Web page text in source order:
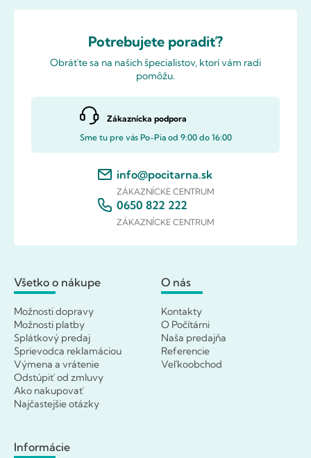
Potrebujete poradiť?
Obráťte sa na našich špecialistov, ktorí vám radi
pomôžu.
Zákaznícka podpora
Sme tu pre vás Po-Pia od 9:00 do 16:00
info@pocitarna.sk
ZÁKAZNÍCKE CENTRUM
0650 822 222
ZÁKAZNÍCKE CENTRUM
Všetko o nákupe
Možnosti dopravy
Možnosti platby
Splátkový predaj
Sprievodca reklamáciou
Výmena a vrátenie
Odstúpiť od zmluvy
Ako nakupovať
Najčastejšie otázky
O nás
Kontakty
O Počítárni
Naša predajňa
Referencie
Veľkoobchod
Informácie